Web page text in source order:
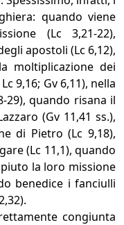
quando viene
(Lc 3,21-22),
apostoli (Lc 6,12),
moltiplicazione dei
9,16; Gv 6,11), nella
29), quando risana il
(Gv 11,41 ss.),
di Pietro (Lc 9,18),
(Lc 11,1), quando
la loro missione
benedice i fanciulli
congiunta